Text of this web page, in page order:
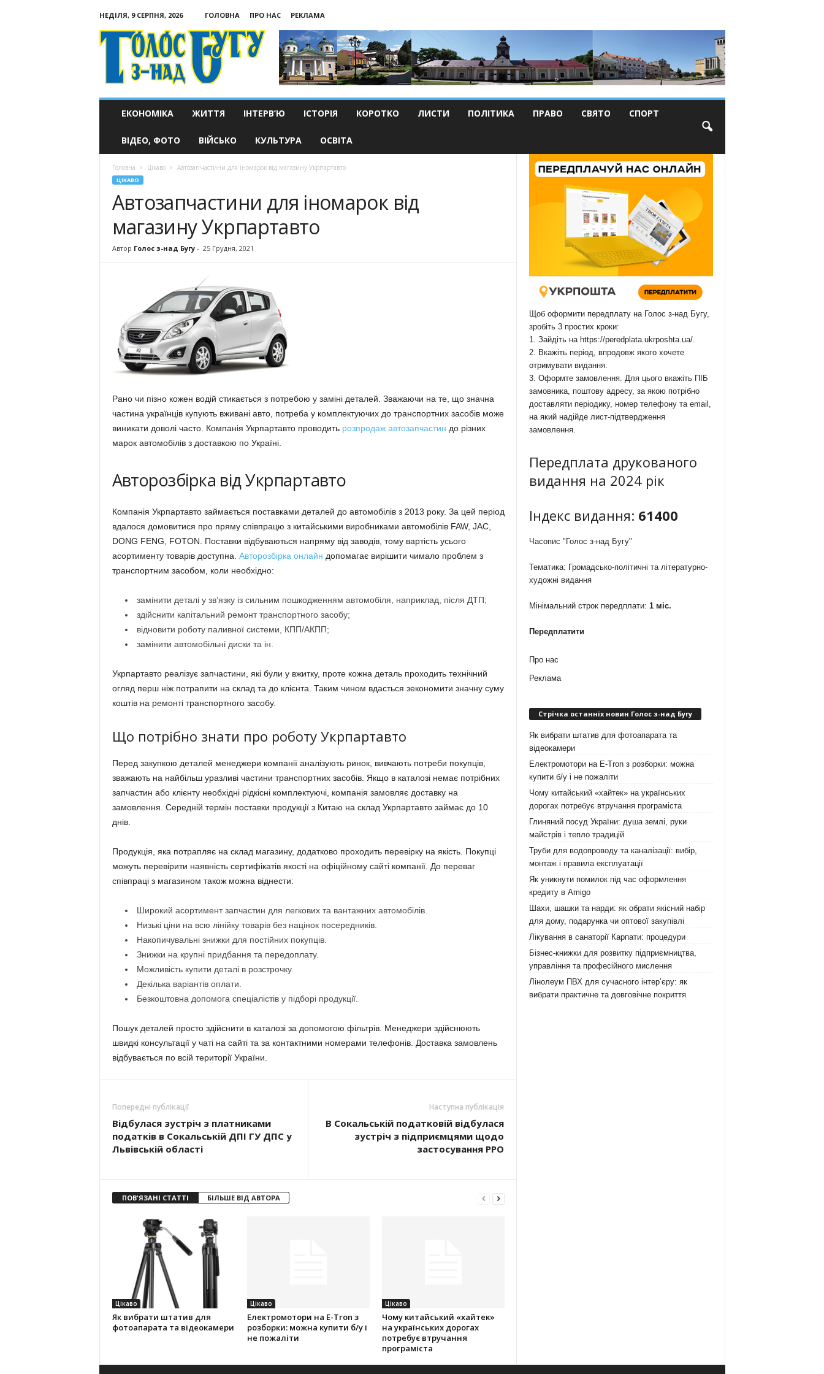
НЕДІЛЯ, 9 СЕРПНЯ, 2026 ГОЛОВНА ПРО НАС
РЕКЛАМА
Голос
з-
ЕКОНОМІКА ЖИТТЯ ІНТЕРВ’Ю ІСТОРІЯ КОРОТКО ЛИСТИ ПОЛІТИКА ПРАВО СВЯТО СПОРТ
ВІДЕО, ФОТО ВІЙСЬКО КУЛЬТУРА ОСВІТА
Головна Цікаво Автозапчастини для іномарок від магазину Укрпартавто
ЦІКАВО
Автозапчастини для іномарок від
магазину Укрпартавто
Автор Голос з-над Бугу- 25 Грудня, 2021
Рано чи пізно кожен водій стикається з потребою у заміні деталей. Зважаючи на те, що значна
частина українців купують вживані авто, потреба у комплектуючих до транспортних засобів може
виникати доволі часто. Компанія Укрпартавто проводить розпродаж автозапчастин до різних
марок автомобілів з доставкою по Україні.
Авторозбірка від Укрпартавто
Компанія Укрпартавто займається поставками деталей до автомобілів з 2013 року. За цей період
вдалося домовитися про пряму співпрацю з китайськими виробниками автомобілів FAW, JAC,
DONG FENG, FOTON. Поставки відбуваються напряму від заводів, тому вартість усього
асортименту товарів доступна. Авторозбірка онлайн допомагає вирішити чимало проблем з
транспортним засобом, коли необхідно:
замінити деталі у зв’язку із сильним пошкодженням автомобіля, наприклад, після ДТП;
здійснити капітальний ремонт транспортного засобу;
відновити роботу паливної системи, КПП/АКПП;
замінити автомобільні диски та ін.
Укрпартавто реалізує запчастини, які були у вжитку, проте кожна деталь проходить технічний
огляд перш ніж потрапити на склад та до клієнта. Таким чином вдасться зекономити значну суму
коштів на ремонті транспортного засобу.
Що потрібно знати про роботу Укрпартавто
Перед закупкою деталей менеджери компанії аналізують ринок, вивчають потреби покупців,
зважають на найбільш уразливі частини транспортних засобів. Якщо в каталозі немає потрібних
запчастин або клієнту необхідні рідкісні комплектуючі, компанія замовляє доставку на
замовлення. Середній термін поставки продукції з Китаю на склад Укрпартавто займає до 10
днів.
Продукція, яка потрапляє на склад магазину, додатково проходить перевірку на якість. Покупці
можуть перевірити наявність сертифікатів якості на офіційному сайті компанії. До переваг
співпраці з магазином також можна віднести:
Широкий асортимент запчастин для легкових та вантажних автомобілів.
Низькі ціни на всю лінійку товарів без націнок посередників.
Накопичувальні знижки для постійних покупців.
Знижки на крупні придбання та передоплату.
Можливість купити деталі в розстрочку.
Декілька варіантів оплати.
Безкоштовна допомога спеціалістів у підборі продукції.
Пошук деталей просто здійснити в каталозі за допомогою фільтрів. Менеджери здійснюють
швидкі консультації у чаті на сайті та за контактними номерами телефонів. Доставка замовлень
відбувається по всій території України.
Попередні публікації
Відбулася зустріч з платниками
податків в Сокальській ДПІ ГУ ДПС у
Львівській області
Наступна публікація
В Сокальській податковій відбулася
зустріч з підприємцями щодо
застосування РРО
ПОВ'ЯЗАНІ СТАТТІ БІЛЬШЕ ВІД АВТОРА
Цікаво
Як вибрати штатив для
фотоапарата та відеокамери
Цікаво
Електромотори на E-Tron з
розборки: можна купити б/у і
не пожаліти
Цікаво
Чому китайський «хайтек»
на українських дорогах
потребує втручання
програміста
Щоб оформити передплату на Голос з-над Бугу,
зробіть 3 простих кроки:
1. Зайдіть на https://peredplata.ukrposhta.ua/.
2. Вкажіть період, впродовж якого хочете
отримувати видання.
3. Оформте замовлення. Для цього вкажіть ПІБ
замовника, поштову адресу, за якою потрібно
доставляти періодику, номер телефону та email,
на який надійде лист-підтвердження
замовлення.
Передплата друкованого
видання на 2024 рік
Індекс видання: 61400
Часопис "Голос з-над Бугу"
Тематика: Громадсько-політичні та літературно-
художні видання
Мінімальний строк передплати: 1 міс.
Передплатити
Про нас
Реклама
Стрічка останніх новин Голос з-над Бугу
Як вибрати штатив для фотоапарата та
відеокамери
Електромотори на E-Tron з розборки: можна
купити б/у і не пожаліти
Чому китайський «хайтек» на українських
дорогах потребує втручання програміста
Глиняний посуд України: душа землі, руки
майстрів і тепло традицій
Труби для водопроводу та каналізації: вибір,
монтаж і правила експлуатації
Як уникнути помилок під час оформлення
кредиту в Amigo
Шахи, шашки та нарди: як обрати якісний набір
для дому, подарунка чи оптової закупівлі
Лікування в санаторії Карпати: процедури
Бізнес-книжки для розвитку підприємництва,
управління та професійного мислення
Лінолеум ПВХ для сучасного інтер’єру: як
вибрати практичне та довговічне покриття